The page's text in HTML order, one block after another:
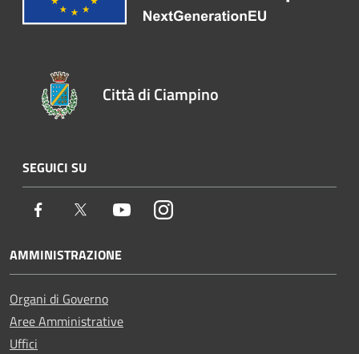
Città di Ciampino
SEGUICI SU
Facebook Twitter YoutubeInstagram
AMMINISTRAZIONE
Organi di Governo
Aree Amministrative
Uffici